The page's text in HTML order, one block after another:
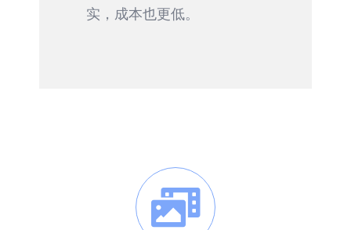
实，成本也更低。